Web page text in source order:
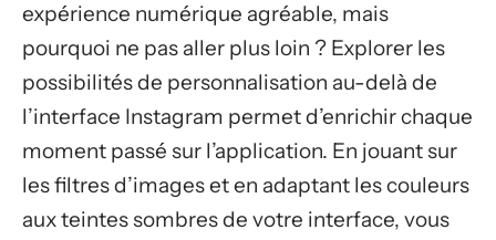
expérience numérique agréable, mais
pourquoi ne pas aller plus loin ? Explorer les
possibilités de personnalisation au-delà de
l’interface Instagram permet d’enrichir chaque
moment passé sur l’application. En jouant sur
les filtres d’images et en adaptant les couleurs
aux teintes sombres de votre interface, vous